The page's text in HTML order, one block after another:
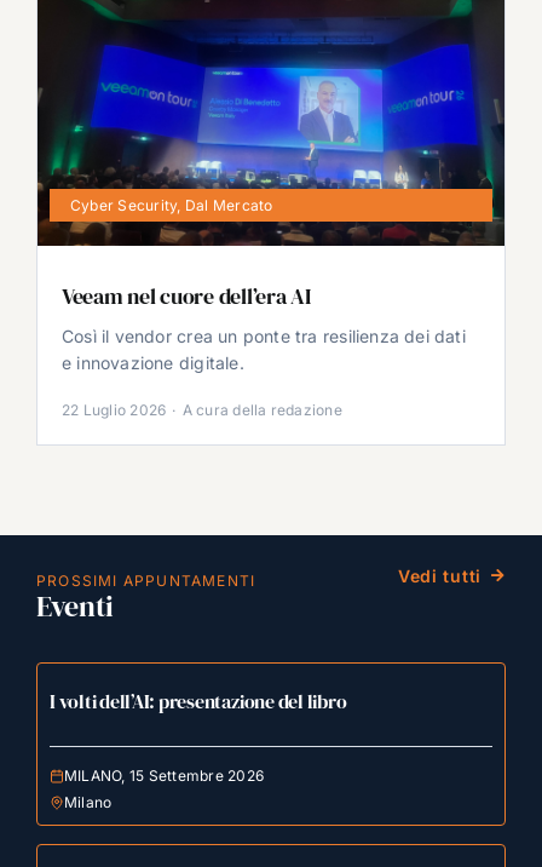
Cyber Security, Dal Mercato
Veeam nel cuore dell’era AI
Così il vendor crea un ponte tra resilienza dei dati
e innovazione digitale.
22 Luglio 2026 · A cura della redazione
PROSSIMI APPUNTAMENTI
Eventi
Vedi tutti
I volti dell’AI: presentazione del libro
MILANO, 15 Settembre 2026
Milano